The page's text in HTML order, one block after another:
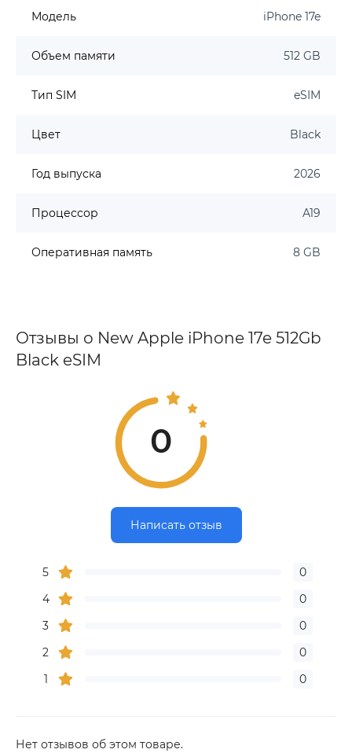
Модель iPhone 17e
Объем памяти 512 GB
Тип SIM eSIM
Цвет Black
Год выпуска 2026
Процессор A19
Оперативная память 8 GB
Отзывы о New Apple iPhone 17e 512Gb
Black eSIM
0
Написать отзыв
5
0
4
0
3
0
2
0
1
0
Нет отзывов об этом товаре.